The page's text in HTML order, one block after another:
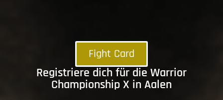
Fight Card
Registriere dich für die Warrior
Championship X in Aalen